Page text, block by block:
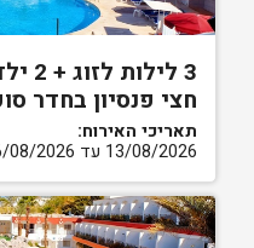
3
חצי פנסיון בחדר
תאריכי האירוח:
13/08/2026 עד 16/08/2026